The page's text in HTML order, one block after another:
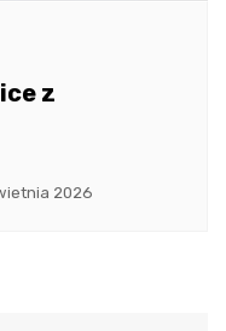
z
2026